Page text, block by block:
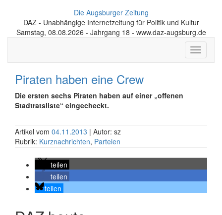
Die Augsburger Zeitung
DAZ - Unabhängige Internetzeitung für Politik und Kultur
Samstag, 08.08.2026 - Jahrgang 18 - www.daz-augsburg.de
Toggle
Piraten haben eine Crew
Die ersten sechs Piraten haben auf einer „offenen
Stadtratsliste“ eingecheckt.
Artikel vom 04.11.2013 | Autor: sz
Rubrik: Kurznachrichten, Parteien
teilen
teilen
teilen